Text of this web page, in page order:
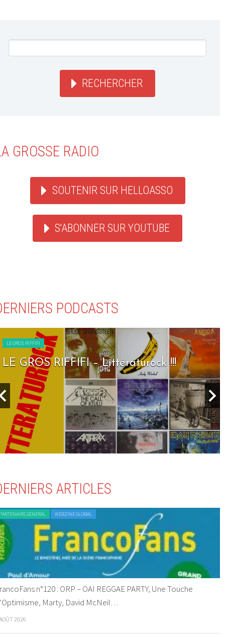
RECHERCHER
GROSSE RADIO
SOUTENIR SUR HELLOASSO
S'ABONNER SUR YOUTUBE
PODCASTS
LE GROS RIFFIFI
LE GROS RIFFIFI – Littératurock !!!
ARTICLES
GENERAL WEBZINE GLOBAL
n°120 : ORP – OAI REGGAE PARTY, Une Touche
Marty, David McNeil…
2026